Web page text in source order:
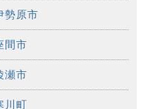
勢原市
間市
瀬市
川町